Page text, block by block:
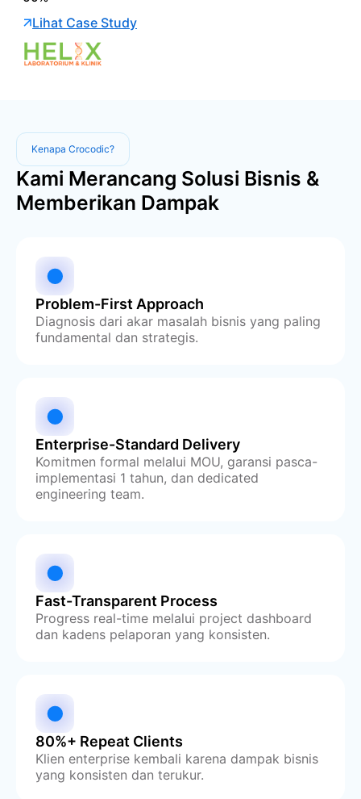
Lihat Case Study
Kenapa Crocodic?
Kami Merancang Solusi Bisnis &
Memberikan Dampak
Problem-First Approach
Diagnosis dari akar masalah bisnis yang paling
fundamental dan strategis.
Enterprise-Standard Delivery
Komitmen formal melalui MOU, garansi pasca-
implementasi 1 tahun, dan dedicated
engineering team.
Fast-Transparent Process
Progress real-time melalui project dashboard
dan kadens pelaporan yang konsisten.
80%+ Repeat Clients
Klien enterprise kembali karena dampak bisnis
yang konsisten dan terukur.